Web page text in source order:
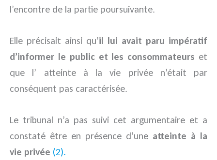
l’encontre de la partie poursuivante.
Elle précisait ainsi qu’il lui avait paru impératif
d’informer le public et les consommateurs et
que l’ atteinte à la vie privée n’était par
conséquent pas caractérisée.
Le tribunal n’a pas suivi cet argumentaire et a
constaté être en présence d’une atteinte à la
vie privée (2).